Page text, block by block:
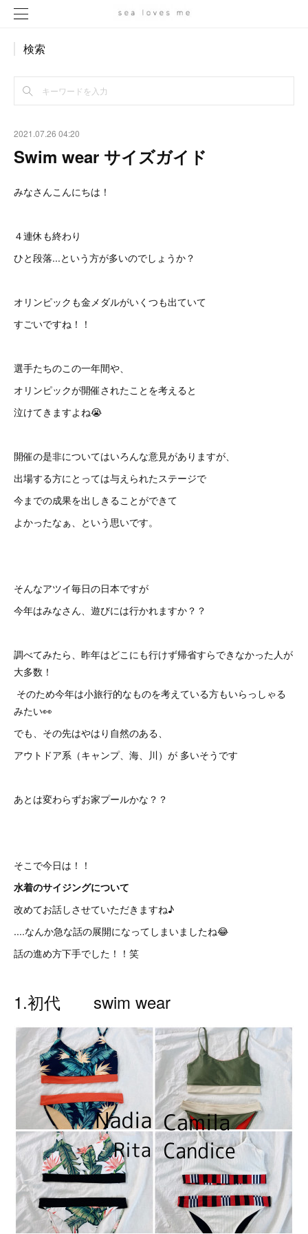
検索
2021.07.26 04:20
Swim wear サイズガイド
みなさんこんにちは！
４連休も終わり
ひと段落...という方が多いのでしょうか？
オリンピックも金メダルがいくつも出ていて
すごいですね！！
選手たちのこの一年間や、
オリンピックが開催されたことを考えると
泣けてきますよね😭
開催の是非についてはいろんな意見がありますが、
出場する方にとっては与えられたステージで
今までの成果を出しきることができて
よかったなぁ、という思いです。
そんなアツイ毎日の日本ですが
今年はみなさん、遊びには行かれますか？？
調べてみたら、昨年はどこにも行けず帰省すらできなかった人が
大多数！
そのため今年は小旅行的なものを考えている方もいらっしゃる
みたい👀
でも、その先はやはり自然のある、
アウトドア系（キャンプ、海、川）が 多いそうです
あとは変わらずお家プールかな？？
そこで今日は！！
水着のサイジングについて
改めてお話しさせていただきますね♪
....なんか急な話の展開になってしまいましたね😂
話の進め方下手でした！！笑
1.初代 swim wear